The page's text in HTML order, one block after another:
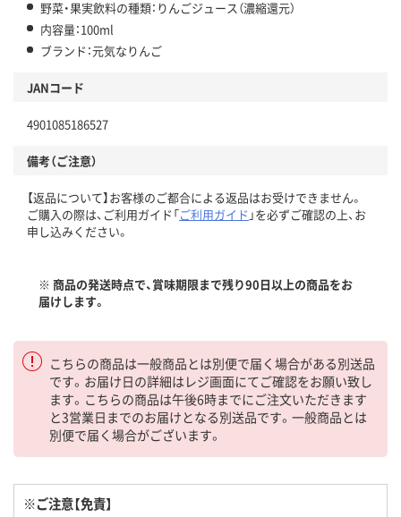
野菜・果実飲料の種類：りんごジュース（濃縮還元）
内容量：100ml
ブランド：元気なりんご
JANコード
4901085186527
備考（ご注意）
【返品について】お客様のご都合による返品はお受けできません。
ご購入の際は、ご利用ガイド「ご利用ガイド 」を必ずご確認の上、お
申し込みください。
※ 商品の発送時点で、賞味期限まで残り90日以上の商品をお
届けします。
こちらの商品は一般商品とは別便で届く場合がある別送品
です。お届け日の詳細はレジ画面にてご確認をお願い致し
ます。こちらの商品は午後6時までにご注文いただきます
と3営業日までのお届けとなる別送品です。一般商品とは
別便で届く場合がございます。
※ご注意【免責】